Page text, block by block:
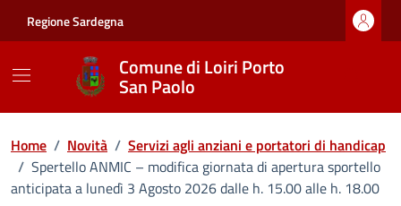
Regione Sardegna
Comune di Loiri Porto
San Paolo
Home / Novità / Servizi agli anziani e portatori di handicap
/ Spertello ANMIC – modifica giornata di apertura sportello
anticipata a lunedì 3 Agosto 2026 dalle h. 15.00 alle h. 18.00